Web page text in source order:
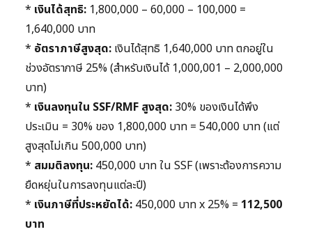
* เงินได้สุทธิ: 1,800,000 – 60,000 – 100,000 =
1,640,000 บาท
* อัตราภาษีสูงสุด: เงินได้สุทธิ 1,640,000 บาท ตกอยู่ใน
ช่วงอัตราภาษี 25% (สำหรับเงินได้ 1,000,001 – 2,000,000
บาท)
* เงินลงทุนใน SSF/RMF สูงสุด: 30% ของเงินได้พึง
ประเมิน = 30% ของ 1,800,000 บาท = 540,000 บาท (แต่
สูงสุดไม่เกิน 500,000 บาท)
* สมมติลงทุน: 450,000 บาท ใน SSF (เพราะต้องการความ
ยืดหยุ่นในการลงทุนแต่ละปี)
* เงินภาษีที่ประหยัดได้: 450,000 บาท x 25% = 112,500
บาท